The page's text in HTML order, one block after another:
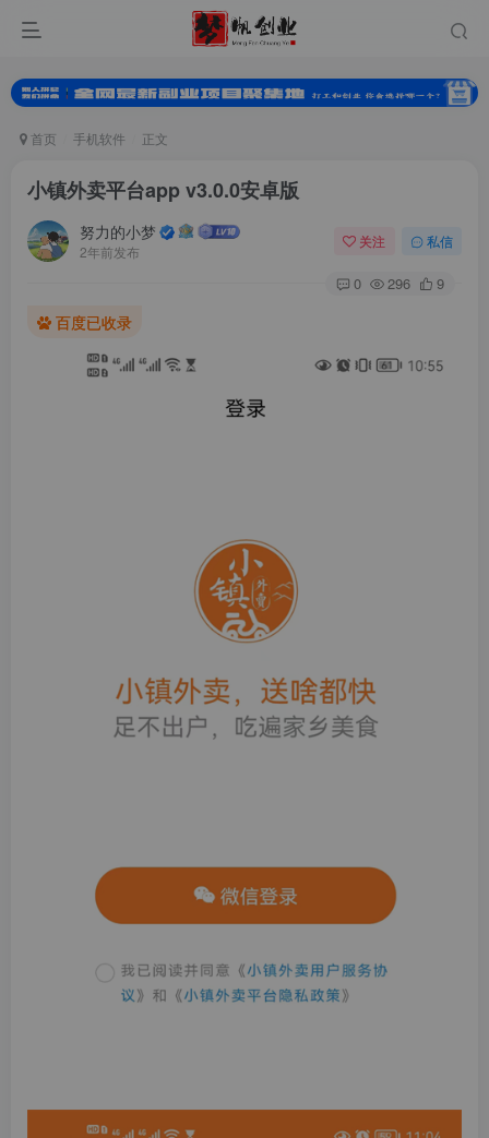
首页 手机软件 正文
小镇外卖平台app v3.0.0安卓版
努力的小梦
2年前发布
关注 私信
0 296 9
百度已收录
扫码登录
使用
扫码登录即表示同意 用户协议、隐私声明